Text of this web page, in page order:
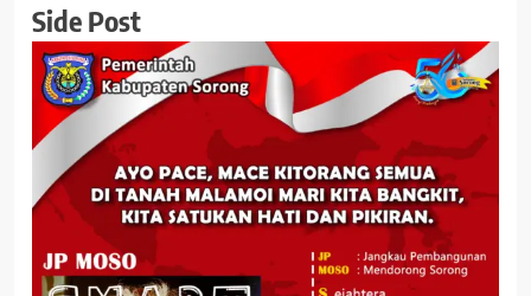
Side Post